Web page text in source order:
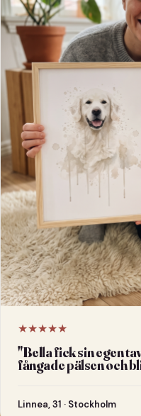
★★★★★
"Bella fick sin egen
fångade pälsen och
Linnea, 31 · Stockholm